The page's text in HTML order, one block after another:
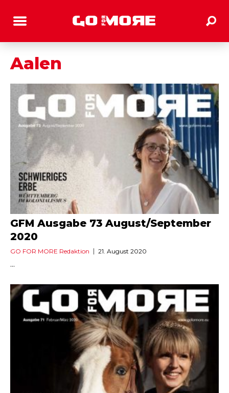
Aalen
GFM Ausgabe 73 August/September
2020
GO FOR MORE Redaktion 21. August 2020
...